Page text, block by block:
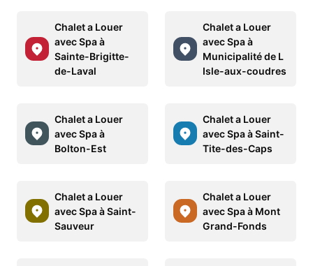
Chalet a Louer
avec Spa à
Sainte-Brigitte-
de-Laval
Chalet a Louer
avec Spa à
Municipalité de L
Isle-aux-coudres
Chalet a Louer
avec Spa à
Bolton-Est
Chalet a Louer
avec Spa à Saint-
Tite-des-Caps
Chalet a Louer
avec Spa à Saint-
Sauveur
Chalet a Louer
avec Spa à Mont
Grand-Fonds